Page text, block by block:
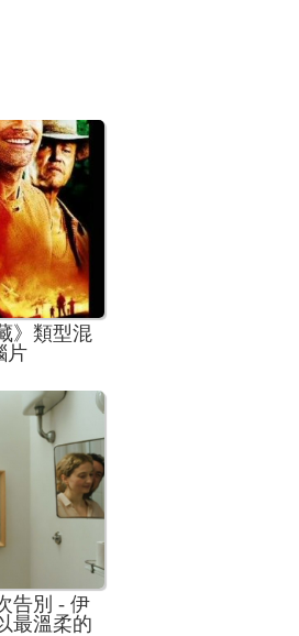
》類型混
片
告別 - 伊
最溫柔的